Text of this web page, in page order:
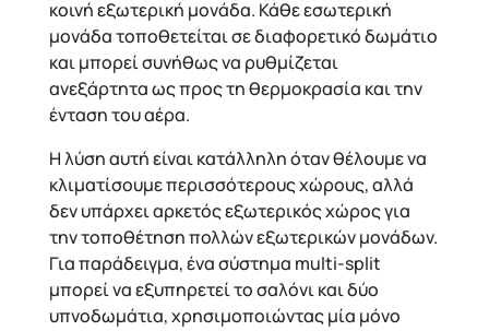
κοινή εξωτερική μονάδα. Κάθε εσωτερική
μονάδα τοποθετείται σε διαφορετικό δωμάτιο
και μπορεί συνήθως να ρυθμίζεται
ανεξάρτητα ως προς τη θερμοκρασία και την
ένταση του αέρα.
Η λύση αυτή είναι κατάλληλη όταν θέλουμε να
κλιματίσουμε περισσότερους χώρους, αλλά
δεν υπάρχει αρκετός εξωτερικός χώρος για
την τοποθέτηση πολλών εξωτερικών μονάδων.
Για παράδειγμα, ένα σύστημα multi-split
μπορεί να εξυπηρετεί το σαλόνι και δύο
υπνοδωμάτια, χρησιμοποιώντας μία μόνο